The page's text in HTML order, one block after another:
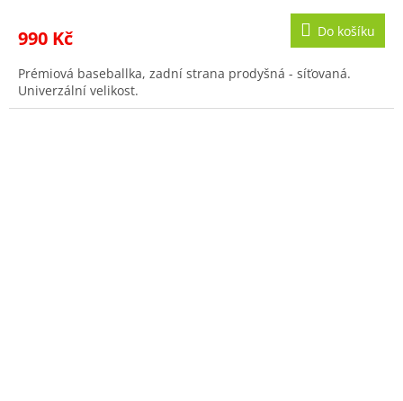
990 Kč Do košíku
Prémiová baseballka, zadní strana prodyšná - síťovaná.
Univerzální velikost.